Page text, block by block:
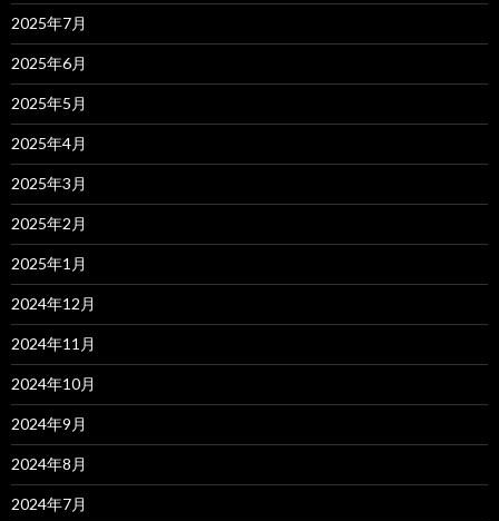
2025年7月
2025年6月
2025年5月
2025年4月
2025年3月
2025年2月
2025年1月
2024年12月
2024年11月
2024年10月
2024年9月
2024年8月
2024年7月